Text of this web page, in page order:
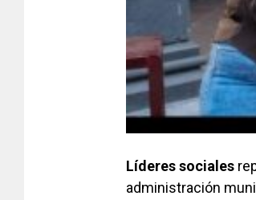
Líderes sociales
administración